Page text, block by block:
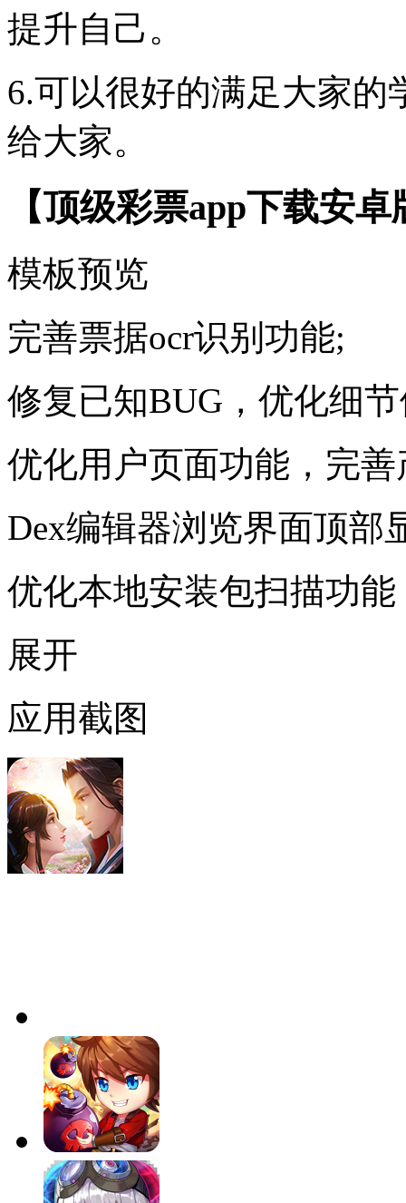
提升自己。
6.可以很好的满足大家
给大家。
【顶级彩票app下载安
模板预览
完善票据ocr识别功能;
修复已知BUG，优化细
优化用户页面功能，完
Dex编辑器浏览界面顶部
优化本地安装包扫描功能
展开
应用截图